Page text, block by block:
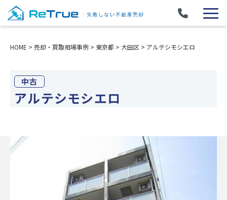
HOME > 売却・買取相場事例 > 東京都 > 大田区 > アルテシモシエロ
中古
アルテシモシエロ